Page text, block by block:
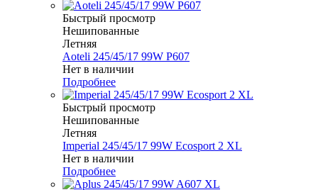
Быстрый просмотр
Нешипованные
Летняя
Aoteli 245/45/17 99W P607
Нет в наличии
Подробнее
Быстрый просмотр
Нешипованные
Летняя
Imperial 245/45/17 99W Ecosport 2 XL
Нет в наличии
Подробнее